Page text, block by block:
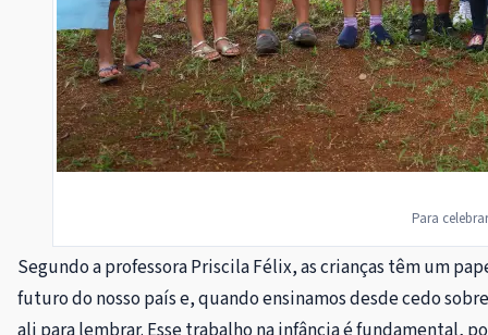
Para
Segundo a professora Priscila Félix, as crianças têm um
futuro do nosso país e, quando ensinamos desde cedo